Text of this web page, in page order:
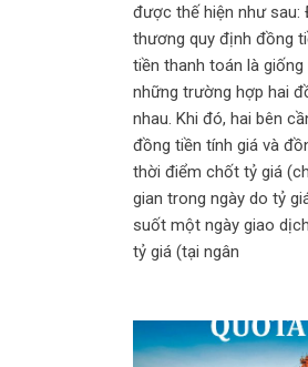
được thế hiện như sau:
thương quy định đồng
tiền thanh toán là giống
những trường hợp hai
nhau. Khi đó, hai bên
đồng tiền tính giá và
thời điểm chốt tỷ giá
gian trong ngày do tỷ
suốt một ngày giao
tỷ giá (tại ngân